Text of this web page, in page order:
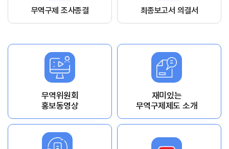
무역구제 조사종결 최종보고서 의결서
무역위원회
홍보동영상
재미있는
무역구제제도 소개